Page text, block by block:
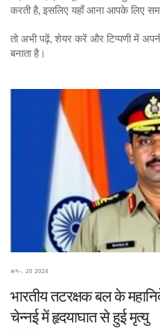
करती है, इसलिए यहाँ आना आपके लिए
तो अभी पढ़ें, शेयर करें और टिप्पणी में
बनाता है।
अग॰, 20 2024
भारतीय तटरक्षक बल के
चेन्नई में हृदयाघात से हुई मृत्यु